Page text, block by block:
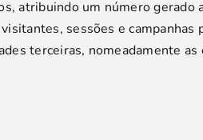
atribuindo um número gerado
sessões e campanhas
terceiras, nomeadamente as